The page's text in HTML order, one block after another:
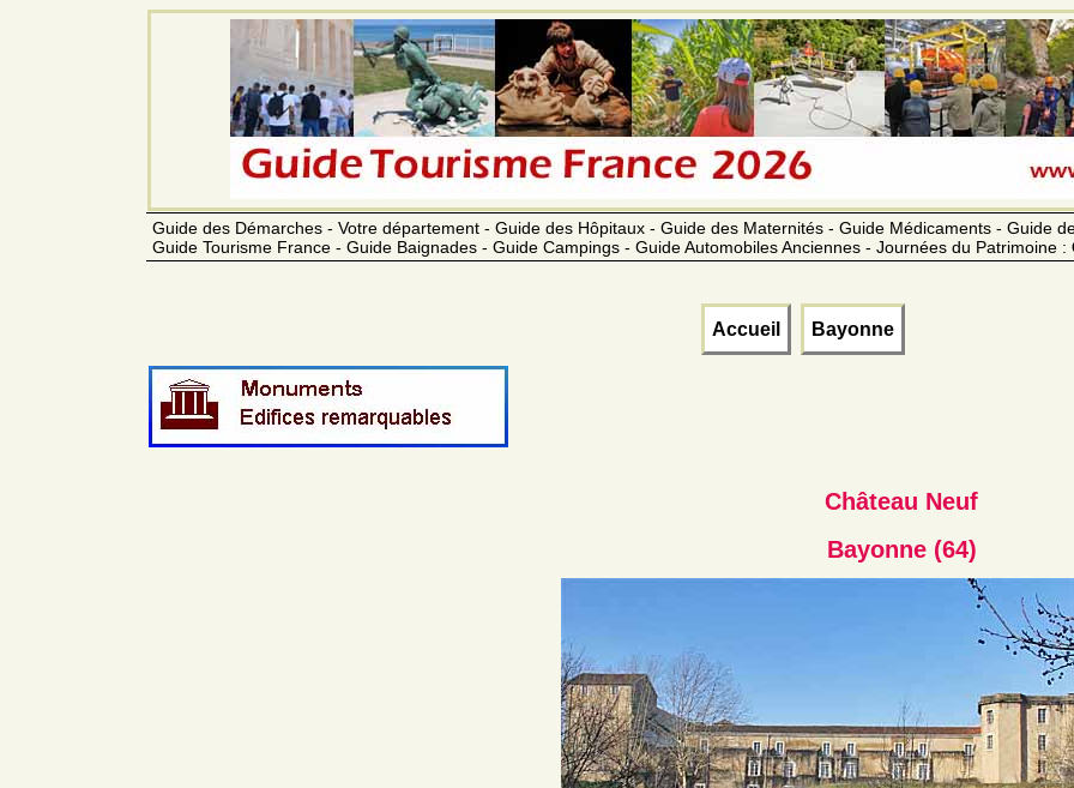
Guide des Démarches - Votre département - Guide des Hôpitaux - Guide des Maternités - Guide Médicaments - Guide
Guide Tourisme France - Guide Baignades - Guide Campings - Guide Automobiles Anciennes - Journées du Patrimoine :
Accueil Bayonne
Château Neuf
Bayonne (64)